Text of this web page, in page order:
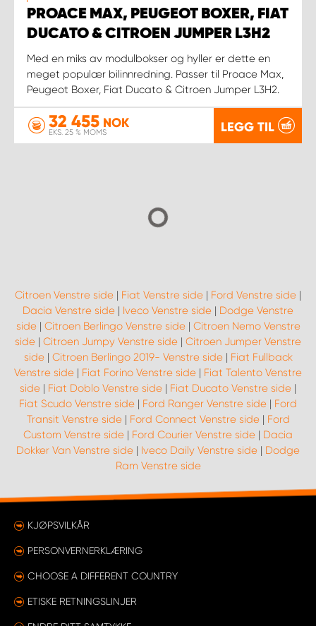
PROACE MAX, PEUGEOT BOXER, FIAT
DUCATO & CITROEN JUMPER L3H2
Med en miks av modulbokser og hyller er dette en
meget populær bilinnredning. Passer til Proace Max,
Peugeot Boxer, Fiat Ducato & Citroen Jumper L3H2.
32 455 NOK
EKS. 25 % MOMS LEGG TIL
Citroen Venstre side | Fiat Venstre side | Ford Venstre side |
Dacia Venstre side | Iveco Venstre side | Dodge Venstre
side| Citroen Berlingo Venstre side| Citroen Nemo Venstre
side | Citroen Jumpy Venstre side | Citroen Jumper Venstre
side| Citroen Berlingo 2019- Venstre side| Fiat Fullback
Venstre side | Fiat Forino Venstre side | Fiat Talento Venstre
side | Fiat Doblo Venstre side | Fiat Ducato Venstre side |
Fiat Scudo Venstre side | Ford Ranger Venstre side | Ford
Transit Venstre side| Ford Connect Venstre side| Ford
Custom Venstre side | Ford Courier Venstre side | Dacia
Dokker Van Venstre side | Iveco Daily Venstre side | Dodge
Ram Venstre side
KJØPSVILKÅR
PERSONVERNERKLÆRING
CHOOSE A DIFFERENT COUNTRY
ETISKE RETNINGSLINJER